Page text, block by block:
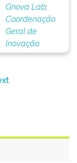
Gnova Lab;
Coordenação
Geral de
Inovação